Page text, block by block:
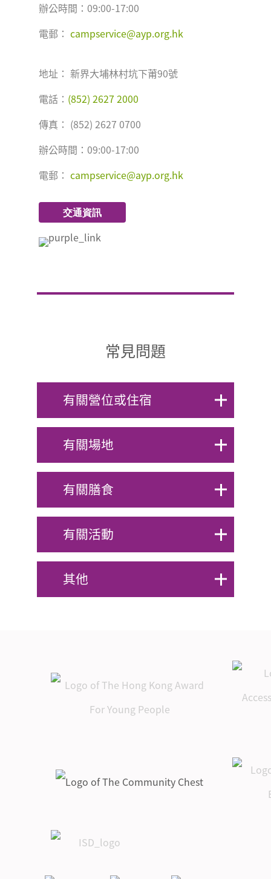
辦公時間：09:00-17:00
電郵：campservice@ayp.org.hk
地址： 新界大埔林村坑下莆90號
電話： (852) 2627 2000
傳真： (852) 2627 0700
辦公時間：09:00-17:00
電郵：campservice@ayp.org.hk
交通資訊
常見問題
有關營位或住宿
1. 可以加床位嗎？
2. 客房內有沒有電水
煲提供？
3. 客房內有沒有電風
筒、拖鞋或毛巾提
供？
5. 請問入營手續非申
請人或領隊能否辦理
6. 我是預訂宿營的，
有關場地
1. 租用活動室有投影
機可借用嗎？
2. 請問如活動室坐椅
不夠使用或有其它物
資想向營地借用，可
有關膳食
1. 營地規定每位進入
餐廳或燒烤場之人
士，均必須已預訂膳
訂一份餐嗎？
2. 如果營友有素食、
有關活動
1. 我已預訂了營位，
想知道要幾時預訂活
參加人數及年齡要求
嗎？
其他